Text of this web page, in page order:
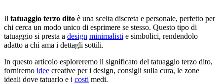
Il tatuaggio terzo dito è una scelta discreta e personale, perfetto per
chi cerca un modo unico di esprimere se stesso. Questo tipo di
tatuaggio si presta a design minimalisti e simbolici, rendendolo
adatto a chi ama i dettagli sottili.
In questo articolo esploreremo il significato del tatuaggio terzo dito,
forniremo idee creative per i design, consigli sulla cura, le zone
ideali dove tatuarlo e i costi medi.